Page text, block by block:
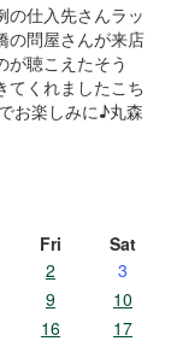
の仕入先さんラッ
の問屋さんが来店
が聴こえたそう
てくれましたこち
お楽しみに♪丸森
Fri
Sat
2
3
9
10
16
17